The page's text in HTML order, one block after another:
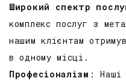
Широкий спектр
комплекс послуг з
нашим клієнтам
в одному місці.
Професіоналізм : Наші